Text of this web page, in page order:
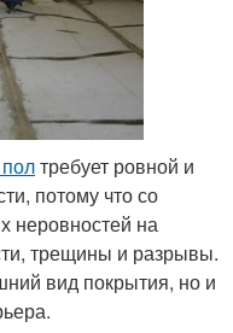
требует ровной и
потому что со
неровностей на
трещины и разрывы.
вид покрытия, но и